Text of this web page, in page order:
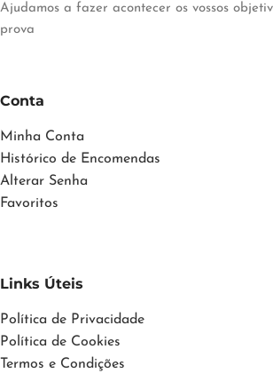
Ajudamos a fazer acontecer os vossos
prova
Conta
Minha Conta
Histórico de Encomendas
Alterar Senha
Favoritos
Links Úteis
Política de Privacidade
Política de Cookies
Termos e Condições